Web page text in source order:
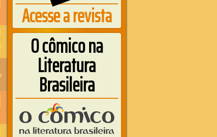
Acesse a revista
O cômico na
Literatura
Brasileira